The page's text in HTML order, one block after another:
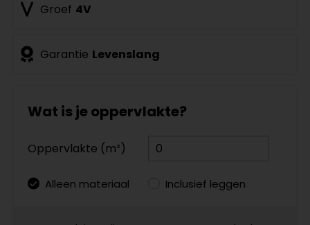
Groef 4V
Garantie Levenslang
Wat is je oppervlakte?
Oppervlakte (m²)
Alleen materiaal Inclusief leggen